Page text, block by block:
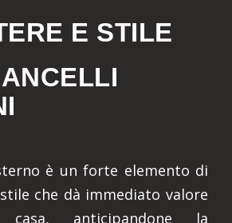
E STILE
è un forte elemento di
che dà immediato valore
anticipandone la